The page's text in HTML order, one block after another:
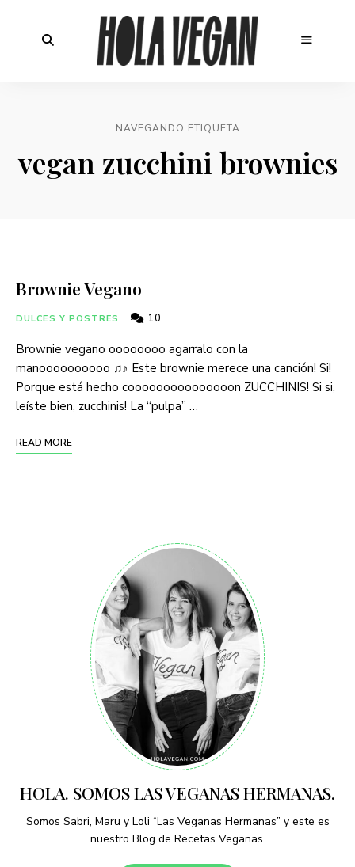
NAVEGANDO ETIQUETA
vegan zucchini brownies
Brownie Vegano
DULCES Y POSTRES 10
Brownie vegano oooooooo agarralo con la
manoooooooooo ♫♪ Este brownie merece una canción! Si!
Porque está hecho cooooooooooooooon ZUCCHINIS! Si si,
leíste bien, zucchinis! La “pulpa” …
READ MORE
HOLA. SOMOS LAS VEGANAS HERMANAS.
Somos Sabri, Maru y Loli “Las Veganas Hermanas” y este es
nuestro Blog de Recetas Veganas.